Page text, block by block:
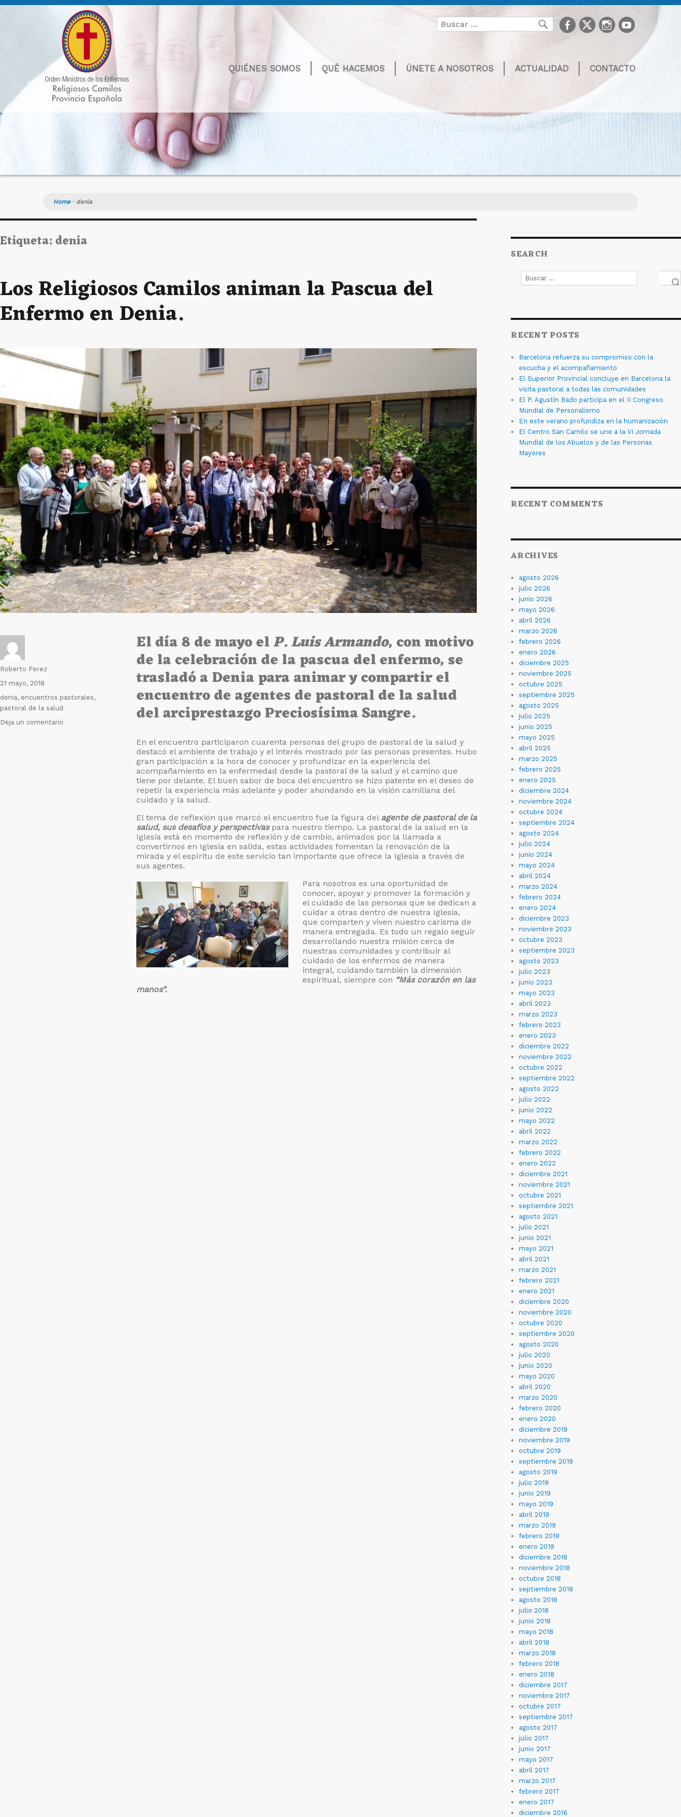
Buscar
por:
Buscarfacebook
TwitterInstagram
youtube
QUIÉNES SOMOS QUÉ HACEMOS ÚNETE A NOSOTROS ACTUALIDAD CONTACTO
Home· denia
Etiqueta:denia
Los Religiosos Camilos animan la Pascua del
Enfermo en Denia.
El día 8 de mayo elP. Luis Armando, con motivo
de la celebración de la pascua del enfermo, se
trasladó a Denia para animar y compartir el
encuentro de agentes de pastoral de la salud
del arciprestazgo Preciosísima Sangre.
En el encuentro participaron cuarenta personas del grupo de pastoral de la salud y
destacó el ambiente de trabajo y el interés mostrado por las personas presentes. Hubo
gran participación a la hora de conocer y profundizar en la experiencia del
acompañamiento en la enfermedad desde la pastoral de la salud y el camino que
tiene por delante. El buen sabor de boca del encuentro se hizo patente en el deseo de
repetir la experiencia más adelante y poder ahondando en la visión camiliana del
cuidado y la salud.
El tema de reflexión que marcó el encuentro fue la figura del agente de pastoral de la
salud, sus desafíos y perspectivaspara nuestro tiempo. La pastoral de la salud en la
Iglesia está en momento de reflexión y de cambio, animados por la llamada a
convertirnos en Iglesia en salida, estas actividades fomentan la renovación de la
mirada y el espíritu de este servicio tan importante que ofrece la Iglesia a través de
sus agentes.
Para nosotros es una oportunidad de
conocer, apoyar y promover la formación y
el cuidado de las personas que se dedican a
cuidar a otras dentro de nuestra Iglesia,
que comparten y viven nuestro carisma de
manera entregada. Es todo un regalo seguir
desarrollando nuestra misión cerca de
nuestras comunidades y contribuir al
cuidado de los enfermos de manera
integral, cuidando también la dimensión
espiritual, siempre con “Más corazón en las
manos”.
Autor
Roberto Perez
Publicado
el
21 mayo, 2018
Etiquetas
denia, encuentros pastorales,
pastoral de la salud
Deja un comentario
SEARCH
Buscar
por:
RECENT POSTS
Barcelona refuerza su compromiso con la
escucha y el acompañamiento
El Superior Provincial concluye en Barcelona la
visita pastoral a todas las comunidades
El P. Agustín Bado participa en el II Congreso
Mundial de Personalismo
En este verano profundiza en la humanización
El Centro San Camilo se une a la VI Jornada
Mundial de los Abuelos y de las Personas
Mayores
RECENT COMMENTS
ARCHIVES
agosto 2026
julio 2026
junio 2026
mayo 2026
abril 2026
marzo 2026
febrero 2026
enero 2026
diciembre 2025
noviembre 2025
octubre 2025
septiembre 2025
agosto 2025
julio 2025
junio 2025
mayo 2025
abril 2025
marzo 2025
febrero 2025
enero 2025
diciembre 2024
noviembre 2024
octubre 2024
septiembre 2024
agosto 2024
julio 2024
junio 2024
mayo 2024
abril 2024
marzo 2024
febrero 2024
enero 2024
diciembre 2023
noviembre 2023
octubre 2023
septiembre 2023
agosto 2023
julio 2023
junio 2023
mayo 2023
abril 2023
marzo 2023
febrero 2023
enero 2023
diciembre 2022
noviembre 2022
octubre 2022
septiembre 2022
agosto 2022
julio 2022
junio 2022
mayo 2022
abril 2022
marzo 2022
febrero 2022
enero 2022
diciembre 2021
noviembre 2021
octubre 2021
septiembre 2021
agosto 2021
julio 2021
junio 2021
mayo 2021
abril 2021
marzo 2021
febrero 2021
enero 2021
diciembre 2020
noviembre 2020
octubre 2020
septiembre 2020
agosto 2020
julio 2020
junio 2020
mayo 2020
abril 2020
marzo 2020
febrero 2020
enero 2020
diciembre 2019
noviembre 2019
octubre 2019
septiembre 2019
agosto 2019
julio 2019
junio 2019
mayo 2019
abril 2019
marzo 2019
febrero 2019
enero 2019
diciembre 2018
noviembre 2018
octubre 2018
septiembre 2018
agosto 2018
julio 2018
junio 2018
mayo 2018
abril 2018
marzo 2018
febrero 2018
enero 2018
diciembre 2017
noviembre 2017
octubre 2017
septiembre 2017
agosto 2017
julio 2017
junio 2017
mayo 2017
abril 2017
marzo 2017
febrero 2017
enero 2017
diciembre 2016